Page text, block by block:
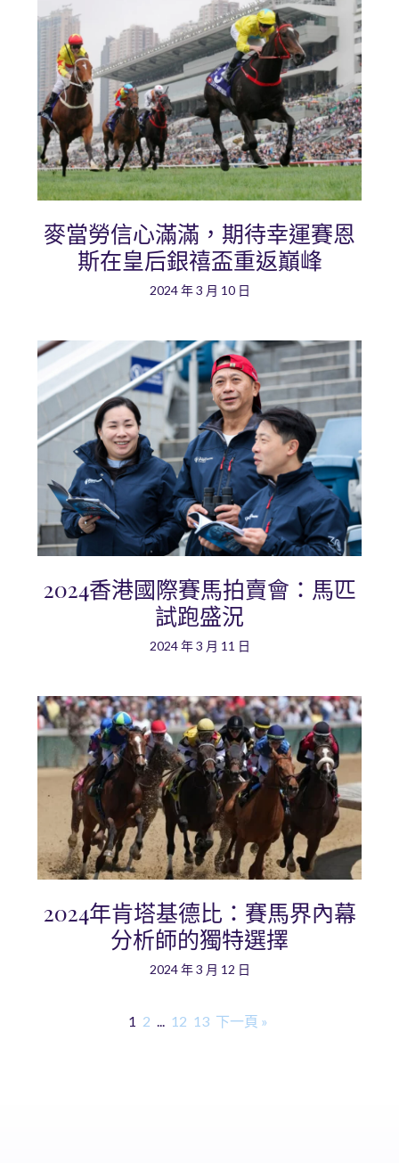
麥當勞信心滿滿，期待幸運賽恩
斯在皇后銀禧盃重返巔峰
2024 年 3 月 10 日
2024香港國際賽馬拍賣會：馬匹
試跑盛況
2024 年 3 月 11 日
2024年肯塔基德比：賽馬界內幕
分析師的獨特選擇
2024 年 3 月 12 日
1 2 ... 12 13 下一頁 »